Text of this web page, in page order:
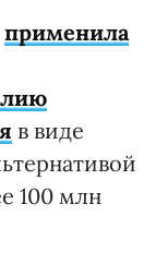
применила
в виде
100 млн